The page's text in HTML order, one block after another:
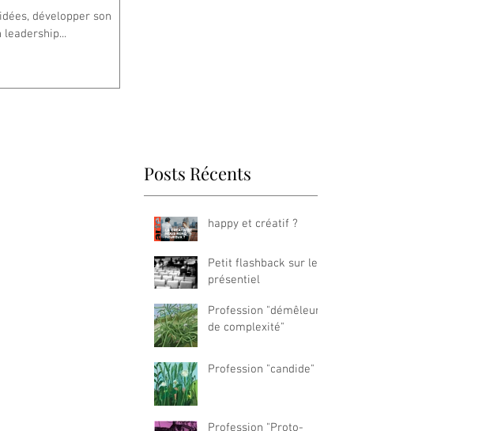
développer son
leadership...
Posts Récents
happy et créatif ?
Petit flashback sur le
présentiel
Profession "démêleur
de complexité"
Profession "candide" ?
Profession "Proto-